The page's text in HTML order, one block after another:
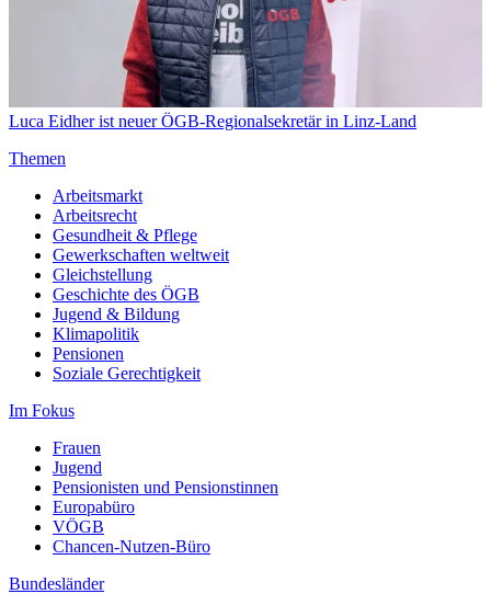
Luca Eidher ist neuer ÖGB-Regionalsekretär in Linz-Land
Themen
Arbeitsmarkt
Arbeitsrecht
Gesundheit & Pflege
Gewerkschaften weltweit
Gleichstellung
Geschichte des ÖGB
Jugend & Bildung
Klimapolitik
Pensionen
Soziale Gerechtigkeit
Im Fokus
Frauen
Jugend
Pensionisten und Pensionstinnen
Europabüro
VÖGB
Chancen-Nutzen-Büro
Bundesländer